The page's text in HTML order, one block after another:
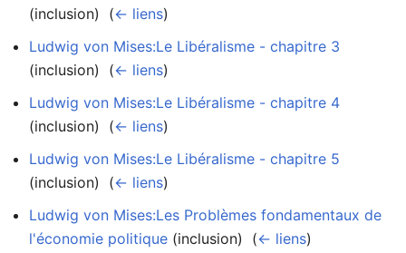
(inclusion) ‎ (← liens)
Ludwig von Mises:Le Libéralisme - chapitre 3
(inclusion) ‎ (← liens)
Ludwig von Mises:Le Libéralisme - chapitre 4
(inclusion) ‎ (← liens)
Ludwig von Mises:Le Libéralisme - chapitre 5
(inclusion) ‎ (← liens)
Ludwig von Mises:Les Problèmes fondamentaux de
l'économie politique (inclusion) ‎ (← liens)